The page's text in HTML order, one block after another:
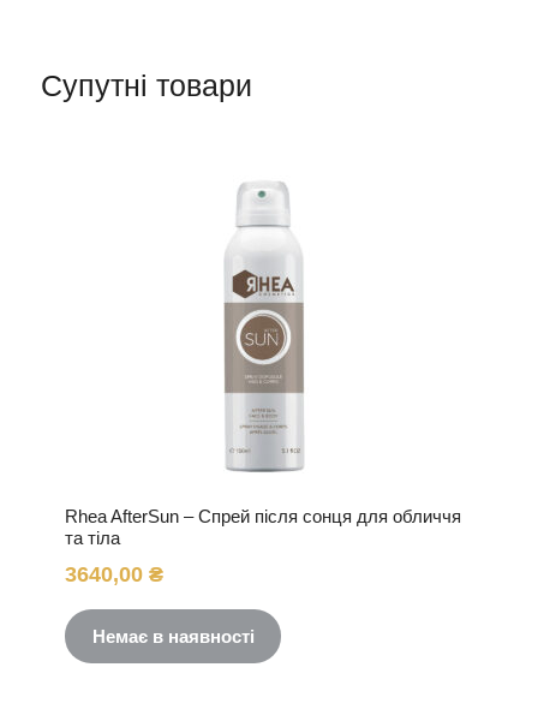
кількість
Супутні товари
Rhea AfterSun – Спрей після сонця для обличчя
та тіла
3640,00 ₴
Немає в наявності